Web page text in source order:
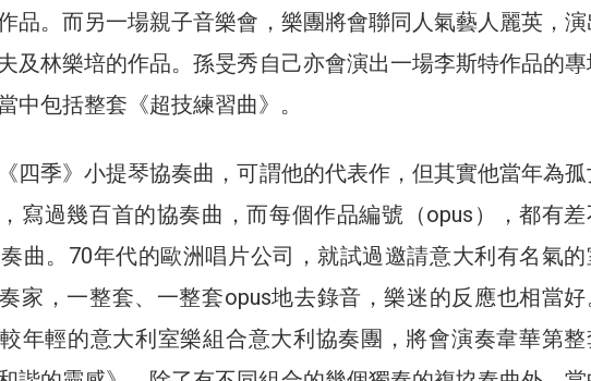
品。而另一場親子音樂會，樂團將會聯同人氣藝人麗英，演
及林樂培的作品。孫旻秀自己亦會演出一場李斯特作品的
中包括整套《超技練習曲》。
四季》小提琴協奏曲，可謂他的代表作，但其實他當年為
寫過幾百首的協奏曲，而每個作品編號（opus），都有差
曲。70年代的歐洲唱片公司，就試過邀請意大利有名氣的
家，一整套、一整套opus地去錄音，樂迷的反應也相當好
年輕的意大利室樂組合意大利協奏團，將會演奏韋華第整